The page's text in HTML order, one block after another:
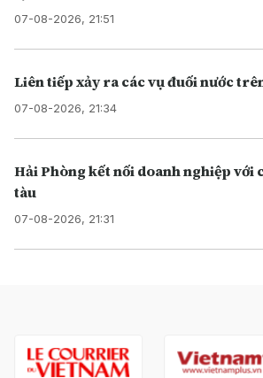
07-08-2026, 21:51
Liên tiếp xảy ra các vụ đuối nước
07-08-2026, 21:34
Hải Phòng kết nối doanh nghiệp với
tàu
07-08-2026, 21:31